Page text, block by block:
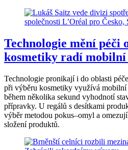
Technologie mění péči
kosmetiky radí mobilní
Technologie pronikají i do oblasti
při výběru kosmetiky využívá mobilní
během několika sekund vyhodnotí
přípravky. U regálů s desítkami
výběr metodou pokus–omyl a
složení produktů.